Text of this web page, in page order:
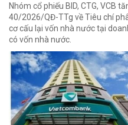
Nhóm cổ phiếu BID, CTG, VCB
40/2026/QĐ-TTg về Tiêu chí
cơ cấu lại vốn nhà nước tại
có vốn nhà nước.